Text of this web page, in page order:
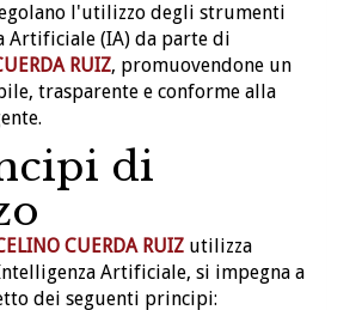
l'utilizzo degli strumenti
Artificiale (IA) da parte di
RUIZ, promuovendone un
trasparente e conforme alla
di
CUERDA RUIZ utilizza
Artificiale, si impegna a
dei seguenti principi: